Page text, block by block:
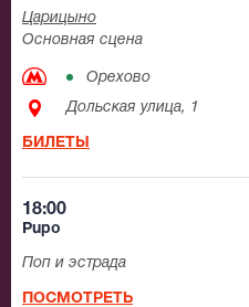
Царицыно
Основная сцена
Орехово
Дольская улица, 1
БИЛЕТЫ
18:00
Pupo
Поп и эстрада
ПОСМОТРЕТЬ